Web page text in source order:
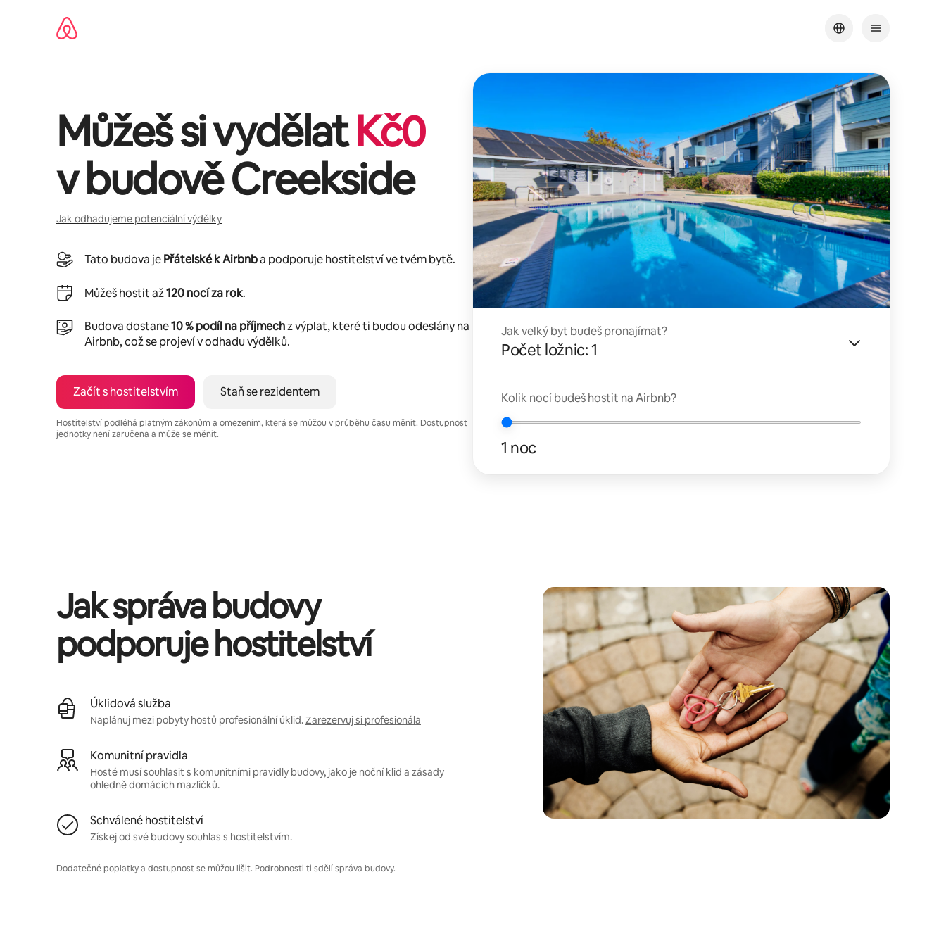
Můžeš si vydělatKč0
v budověCreekside
Jak odhadujeme potenciální výdělky
Tato budova jePřátelské k Airbnba podporuje hostitelství ve tvém bytě.
Můžeš hostit až120 nocí za rok.
Budova dostane10 % podíl na příjmechz výplat, které ti budou odeslány na
Airbnb, což se projeví v odhadu výdělků.
Začít s hostitelstvím Staň se rezidentem
Hostitelství podléhá platným zákonům a omezením, která se můžou v průběhu času měnit. Dostupnost
jednotky není zaručena a může se měnit.
Jak velký byt budeš pronajímat?
Počet ložnic: 1
Kolik nocí budeš hostit na Airbnb?
1 noc
Jak správa budovy
podporuje hostitelství
Úklidová služba
Naplánuj mezi pobyty hostů profesionální úklid.Zarezervuj si profesionála
Komunitní pravidla
Hosté musí souhlasit s komunitními pravidly budovy, jako je noční klid a zásady
ohledně domácích mazlíčků.
Schválené hostitelství
Získej od své budovy souhlas s hostitelstvím.
Dodatečné poplatky a dostupnost se můžou lišit. Podrobnosti ti sdělí správa budovy.